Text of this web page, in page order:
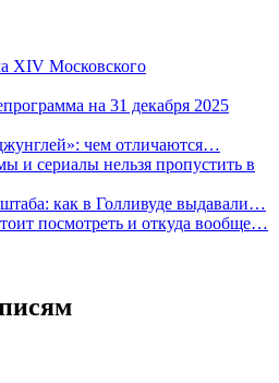
XIV Московского
на 31 декабря 2025
чем отличаются…
и сериалы нельзя пропустить в
как в Голливуде выдавали…
посмотреть и откуда вообще…